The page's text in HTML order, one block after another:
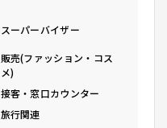
スーパーバイザー
販売(ファッション・コス
メ)
接客・窓口カウンター
旅行関連